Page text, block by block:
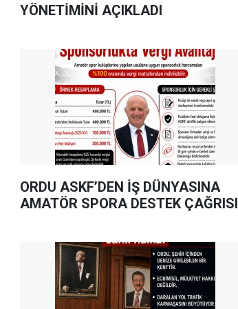
YÖNETİMİNİ AÇIKLADI
ORDU ASKF’DEN İŞ DÜNYASINA
AMATÖR SPORA DESTEK ÇAĞRISI